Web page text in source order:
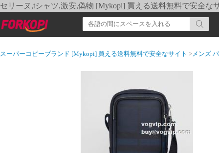
セリーヌ,tシャツ,激安,偽物 [Mykopi] 買える送料無料で安全な
スーパーコピーブランド [Mykopi] 買える送料無料で安全なサイト >メンズ